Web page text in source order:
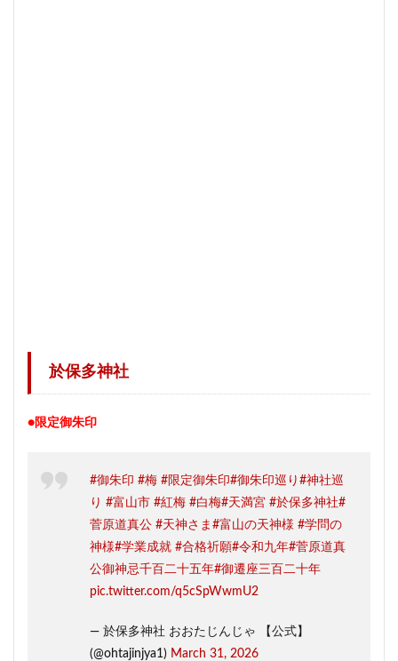
於保多神社
●限定御朱印
#御朱印 #梅 #限定御朱印#御朱印巡り #神社巡
り #富山市 #紅梅 #白梅#天満宮 #於保多神社#
菅原道真公 #天神さま #富山の天神様 #学問の
神様#学業成就 #合格祈願#令和九年#菅原道真
公御神忌千百二十五年#御遷座三百二十年
pic.twitter.com/q5cSpWwmU2
— 於保多神社 おおたじんじゃ 【公式】
(@ohtajinjya1) March 31, 2026